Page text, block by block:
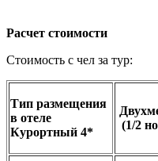
Расчет стоимости
Стоимость с чел за тур:
Тип размещения
в отеле
Курортный 4*
(1/2